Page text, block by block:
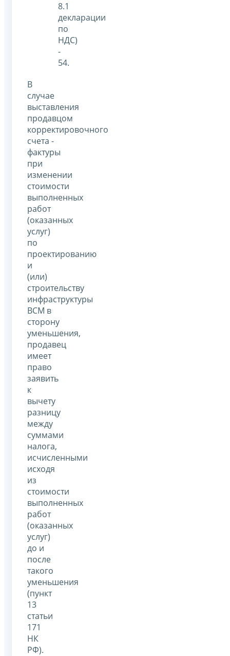
8.1
декларации
по
НДС)
-
54.
В
случае
выставления
продавцом
корректировочного
счета -
фактуры
при
изменении
стоимости
выполненных
работ
(оказанных
услуг)
по
проектированию
и
(или)
строительству
инфраструктуры
ВСМ в
сторону
уменьшения,
продавец
имеет
право
заявить
к
вычету
разницу
между
суммами
налога,
исчисленными
исходя
из
стоимости
выполненных
работ
(оказанных
услуг)
до и
после
такого
уменьшения
(пункт
13
статьи
171
НК
РФ).